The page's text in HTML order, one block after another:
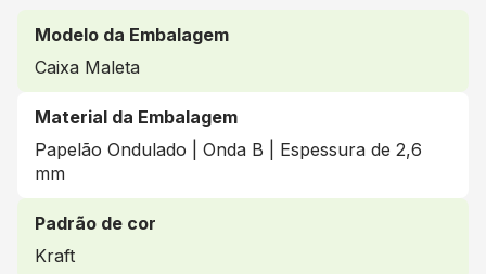
Modelo da Embalagem
Caixa Maleta
Material da Embalagem
Papelão Ondulado | Onda B | Espessura de 2,6
mm
Padrão de cor
Kraft